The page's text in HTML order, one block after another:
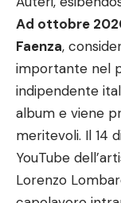
Ad ottobre
Faenza,
importante nel
indipendente
album e viene
meritevoli. Il 14
YouTube
Lorenzo